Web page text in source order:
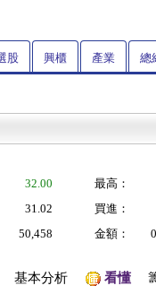
股 興櫃 產業 總
32.00
最高：
31.02
買進：
50,458 金額：
基本分析 看懂